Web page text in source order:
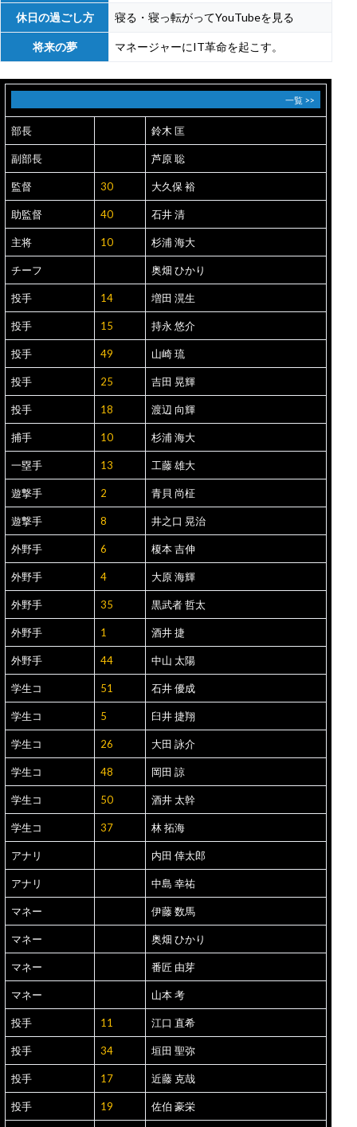
休日の過ごし方 寝る・寝っ転がってYouTubeを見る
将来の夢 マネージャーにIT革命を起こす。
一覧 >>
部長 鈴木 匡
副部長 芦原 聡
監督 30 大久保 裕
助監督 40 石井 清
主将 10 杉浦 海大
チーフ 奥畑 ひかり
投手 14 増田 滉生
投手 15 持永 悠介
投手 49 山崎 琉
投手 25 吉田 晃輝
投手 18 渡辺 向輝
捕手 10 杉浦 海大
一塁手 13 工藤 雄大
遊撃手 2 青貝 尚柾
遊撃手 8 井之口 晃治
外野手 6 榎本 吉伸
外野手 4 大原 海輝
外野手 35 黒武者 哲太
外野手 1 酒井 捷
外野手 44 中山 太陽
学生コ 51 石井 優成
学生コ 5 臼井 捷翔
学生コ 26 大田 詠介
学生コ 48 岡田 諒
学生コ 50 酒井 太幹
学生コ 37 林 拓海
アナリ 内田 倖太郎
アナリ 中島 幸祐
マネー 伊藤 数馬
マネー 奥畑 ひかり
マネー 番匠 由芽
マネー 山本 考
投手 11 江口 直希
投手 34 垣田 聖弥
投手 17 近藤 克哉
投手 19 佐伯 豪栄